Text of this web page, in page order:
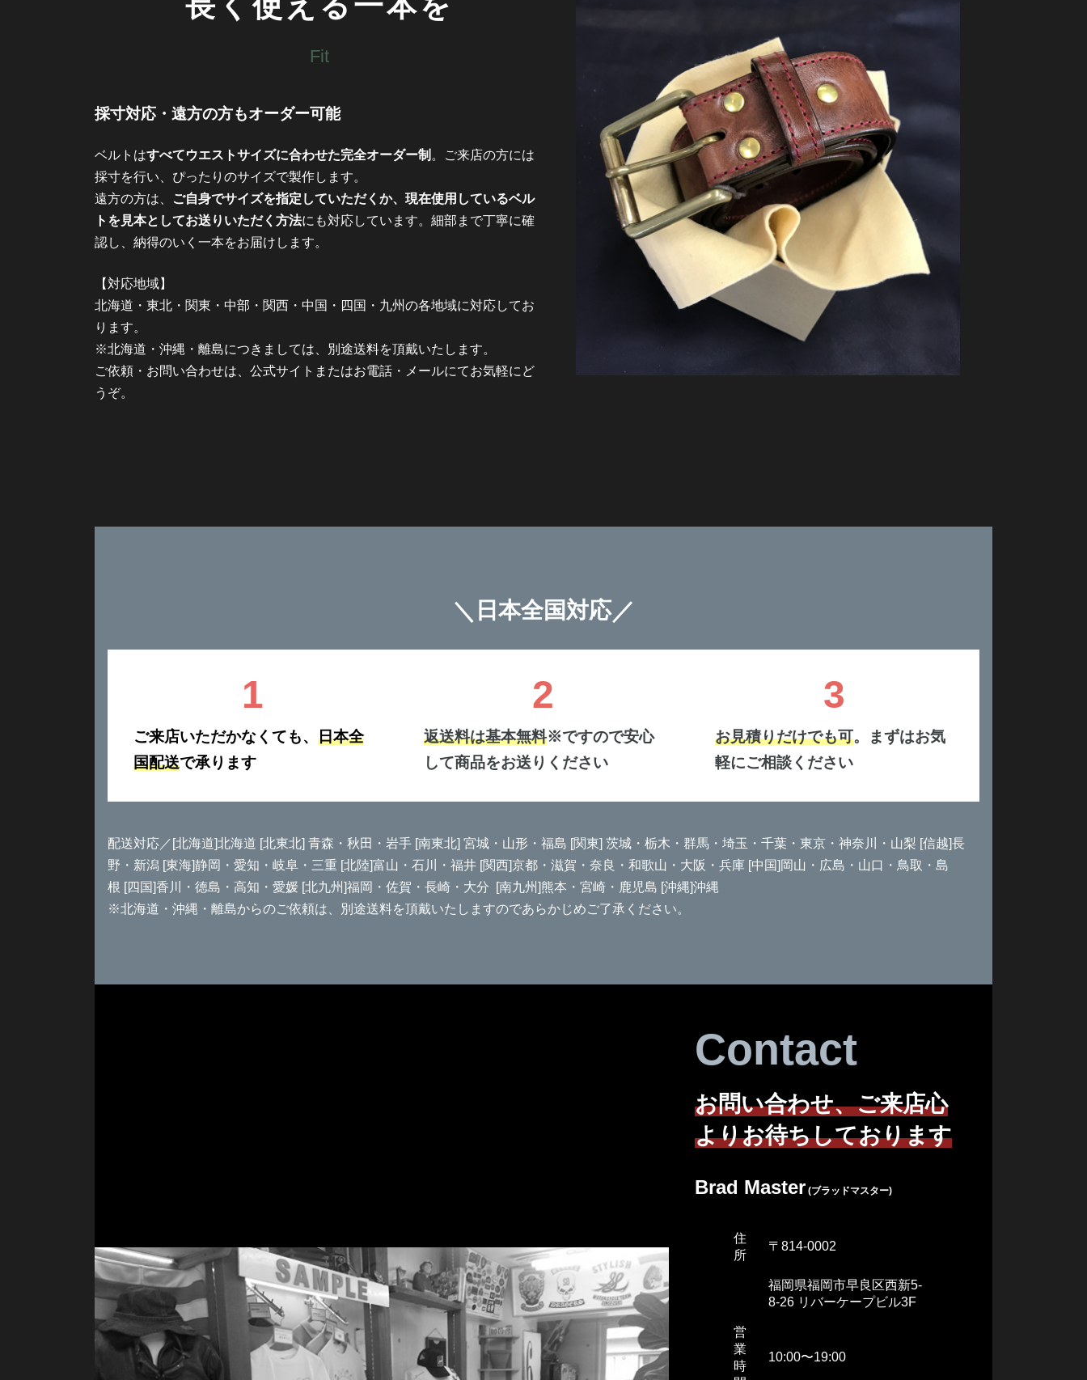
Fit
採寸対応・遠方の方もオーダー可能
ベルトはすべてウエストサイズに合わせた完全オーダー制 。ご来店の方には
採寸を行い、ぴったりのサイズで製作します。
遠方の方は、
ご自身でサイズを指定していただくか、現在使用しているベル
トを見本としてお送りいただく方法にも対応しています。細部まで丁寧に確
認し、納得のいく一本をお届けします。
【対応地域】
北海道・東北・関東・中部・関西・中国・四国・九州の各地域に対応してお
ります。
※北海道・沖縄・離島につきましては、別途送料を頂戴いたします。
ご依頼・お問い合わせは、公式サイトまたはお電話・メールにてお気軽にど
うぞ。
＼ 日本全国対応／
1
ご来店いただかなくても、 日本全
国配送で承ります
2
返送料は基本無料※ですので安心
して商品をお送りください
3
お見積りだけでも可。まずはお気
軽にご相談ください
配送対応／[北海道]北海道 [北東北] 青森・秋田・岩手 [南東北] 宮城・山形・福島 [関東] 茨城・栃木・群馬・埼玉・千葉・東京・神奈川・山梨 [信越]長
野・新潟 [東海]静岡・愛知・岐阜・三重 [北陸]富山・石川・福井 [関西]京都・滋賀・奈良・和歌山・大阪・兵庫 [中国]岡山・広島・山口・鳥取・島
根 [四国]香川・徳島・高知・愛媛 [北九州]福岡・佐賀・長崎・大分 [南九州]熊本・宮崎・鹿児島 [沖縄]沖縄
※北海道・沖縄・離島からのご依頼は、別途送料を頂戴いたしますのであらかじめご了承ください。
Contact
お問い合わせ、ご来店心
よりお待ちしております
Brad Master (ブラッドマスター)
住
所
〒814-0002
福岡県福岡市早良区西新5-
8-26 リバーケープビル3F
営
業
時
10:00〜19:00